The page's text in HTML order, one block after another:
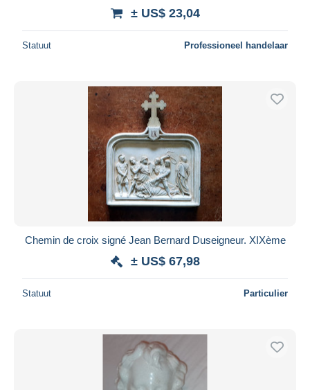
± US$ 23,04
Statuut Professioneel handelaar
Chemin de croix signé Jean Bernard Duseigneur. XIXème
± US$ 67,98
Statuut Particulier